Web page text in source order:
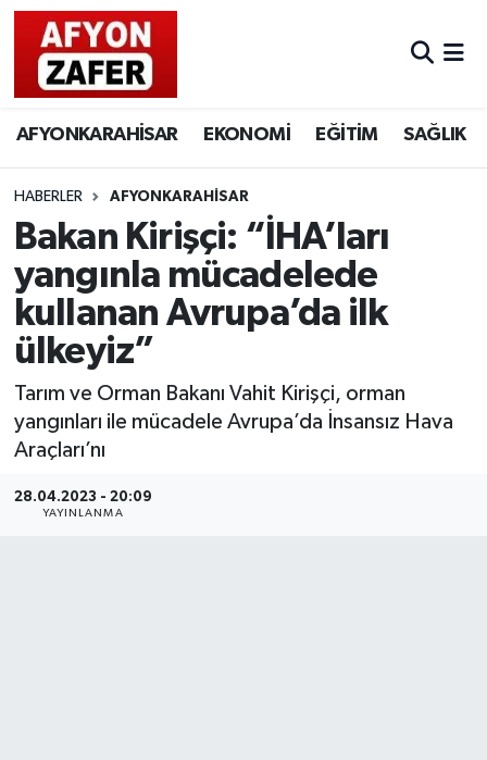
AFYONKARAHİSAR EKONOMİ EĞİTİM SAĞLIK
HABERLER AFYONKARAHİSAR
Bakan Kirişçi: “İHA’ları
yangınla mücadelede
kullanan Avrupa’da ilk
ülkeyiz”
Tarım ve Orman Bakanı Vahit Kirişçi, orman
yangınları ile mücadele Avrupa’da İnsansız Hava
Araçları’nı
28.04.2023 - 20:09
YAYINLANMA